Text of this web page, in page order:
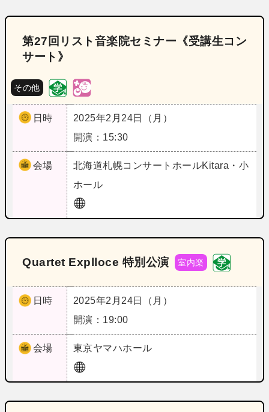
第27回リスト音楽院セミナー《受講生コン
サート》
その他
日時
2025年2月24日（月）
開演：15:30
会場 北海道札幌コンサートホールKitara・小
ホール
Quartet Explloce 特別公演 室内楽
日時
2025年2月24日（月）
開演：19:00
会場 東京ヤマハホール